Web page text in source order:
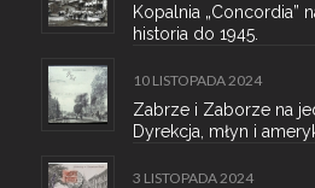
Kopalnia „Concordia”
historia do 1945.
10 LISTOPADA 2024
Zabrze i Zaborze na
Dyrekcja, młyn i
3 LISTOPADA 2024